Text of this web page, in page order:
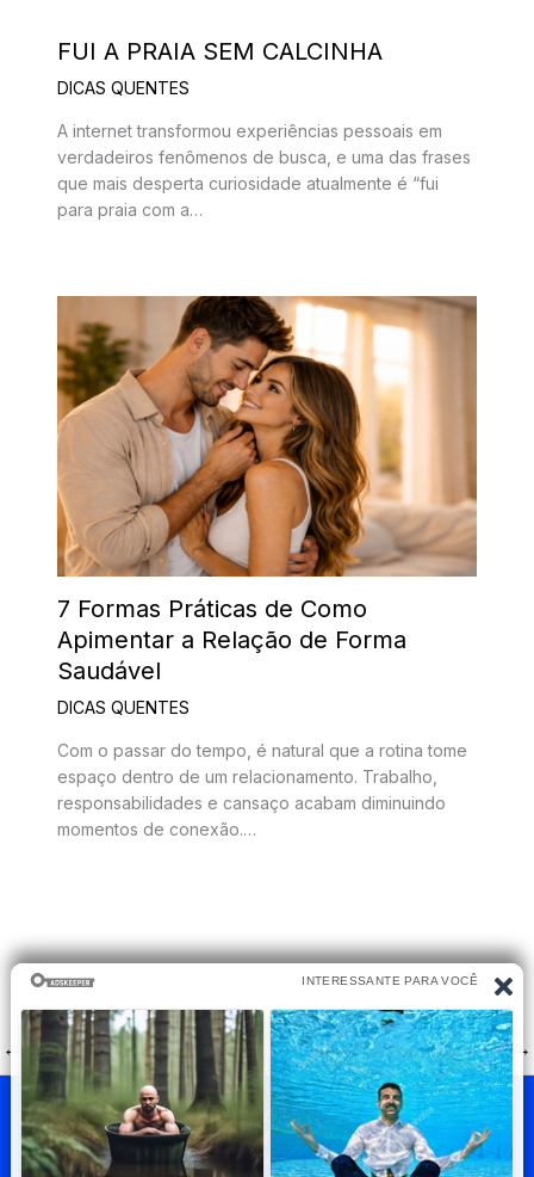
FUI A PRAIA SEM CALCINHA
DICAS QUENTES
A internet transformou experiências pessoais em
verdadeiros fenômenos de busca, e uma das frases
que mais desperta curiosidade atualmente é “fui
para praia com a…
7 Formas Práticas de Como
Apimentar a Relação de Forma
Saudável
DICAS QUENTES
Com o passar do tempo, é natural que a rotina tome
espaço dentro de um relacionamento. Trabalho,
responsabilidades e cansaço acabam diminuindo
momentos de conexão.…
← Post anterior Post seguinte →
Privacy Policy
Terms of Service
Extra Crunch Terms